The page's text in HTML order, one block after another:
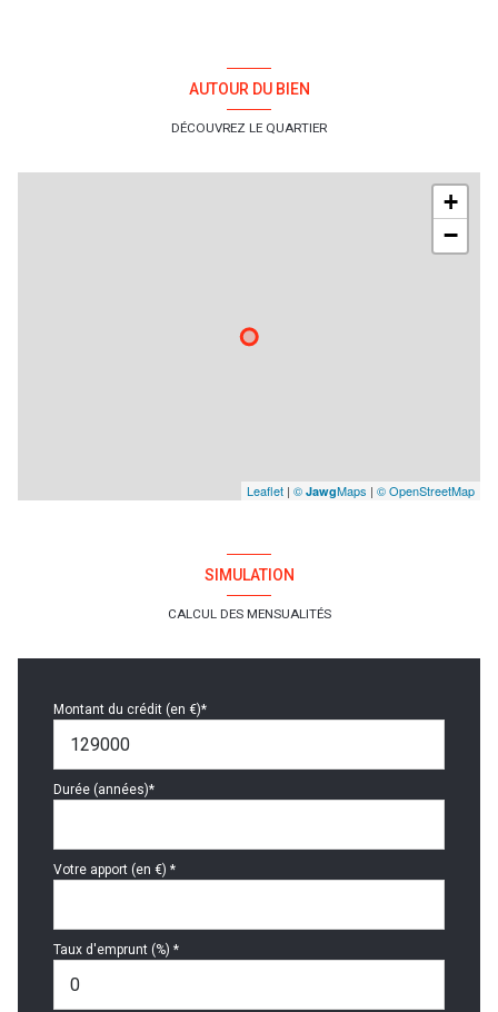
AUTOUR DU BIEN
DÉCOUVREZ LE QUARTIER
+
−
Leaflet | © JawgMaps | © OpenStreetMap
SIMULATION
CALCUL DES MENSUALITÉS
Montant du crédit (en €)*
Durée (années)*
Votre apport (en €) *
Taux d'emprunt (%) *